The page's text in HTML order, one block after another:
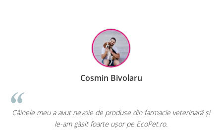
din farmacie veterinară și
EcoPet.ro este salvarea mea de
hrană sau produse pentru